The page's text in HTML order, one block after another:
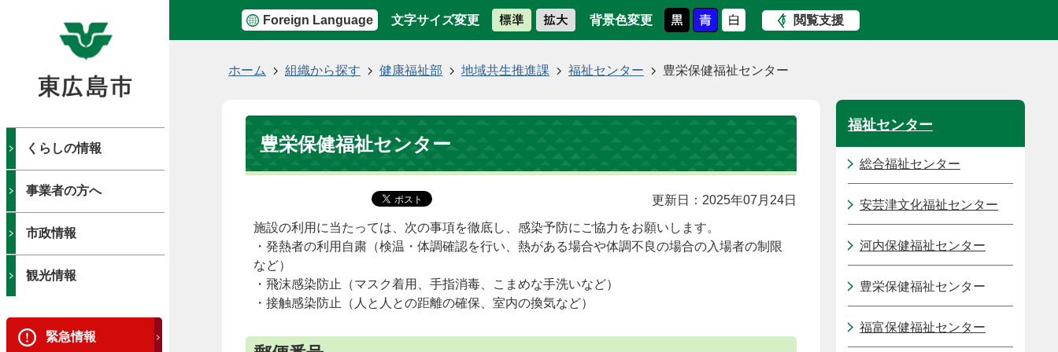
Foreign Language 文字サイズ変更 背景色変更 閲覧支援
くらしの情報
事業者の方へ
市政情報
観光情報
緊急情報
ホーム 組織から探す 健康福祉部 地域共生推進課 福祉センター 豊栄保健福祉センター
豊栄保健福祉センター
更新日：2025年07月24日
施設の利用に当たっては、次の事項を徹底し、感染予防にご協力をお願いします。
・発熱者の利用自粛（検温・体調確認を行い、熱がある場合や体調不良の場合の入場者の制限
など）
・飛沫感染防止（マスク着用、手指消毒、こまめな手洗いなど）
・接触感染防止（人と人との距離の確保、室内の換気など）
福祉センター
総合福祉センター
安芸津文化福祉センター
河内保健福祉センター
豊栄保健福祉センター
福富保健福祉センター